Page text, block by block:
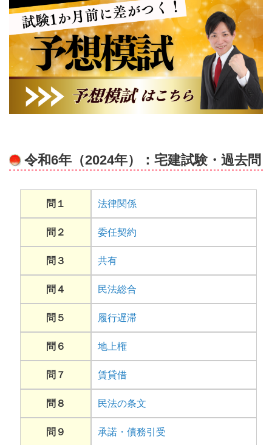
令和6年（2024年）：宅建試験・過去問
問１ 法律関係
問２ 委任契約
問３ 共有
問４ 民法総合
問５ 履行遅滞
問６ 地上権
問７ 賃貸借
問８ 民法の条文
問９ 承諾・債務引受